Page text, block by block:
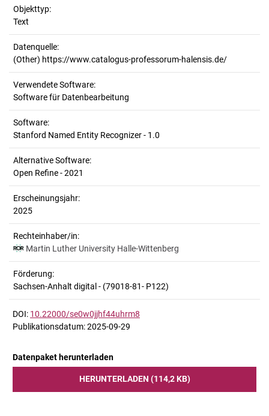
Objekttyp:
Text
Datenquelle:
(Other) https://www.catalogus-professorum-halensis.de/
Verwendete Software:
Software für Datenbearbeitung
Software:
Stanford Named Entity Recognizer - 1.0
Alternative Software:
Open Refine - 2021
Erscheinungsjahr:
2025
Rechteinhaber/in:
Martin Luther University Halle-Wittenberg
Förderung:
Sachsen-Anhalt digital - (79018-81- P122)
DOI: 10.22000/se0w0jjhf44uhrm8
Publikationsdatum: 2025-09-29
Datenpaket herunterladen
HERUNTERLADEN (114,2 KB)